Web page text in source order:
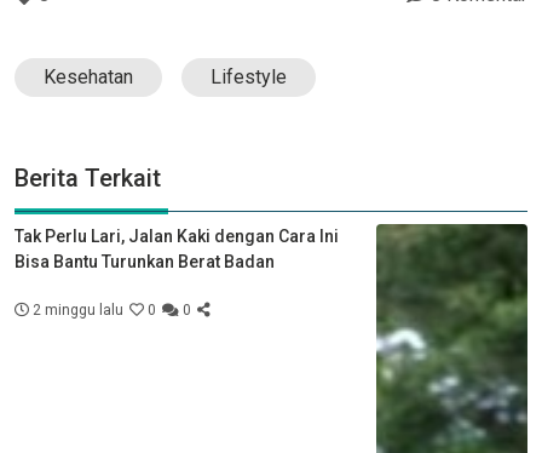
Kesehatan Lifestyle
Berita Terkait
Tak Perlu Lari, Jalan Kaki dengan Cara Ini
Bisa Bantu Turunkan Berat Badan
2 minggu lalu 0 0